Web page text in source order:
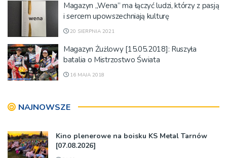
Magazyn „Wena” ma łączyć ludzi, którzy z pasją
i sercem upowszechniają kulturę
20 SIERPNIA 2021
Magazyn Żużlowy [15.05.2018]: Ruszyła
batalia o Mistrzostwo Świata
16 MAJA 2018
NAJNOWSZE
Kino plenerowe na boisku KS Metal Tarnów
[07.08.2026]